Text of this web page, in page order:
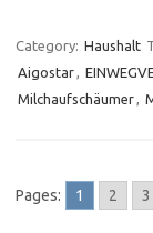
Category: Haushalt
Aigostar,
Milchaufschäumer,
Pages: 1 2 3